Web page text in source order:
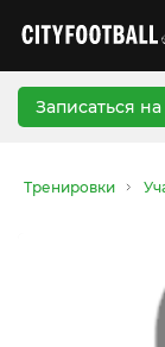
Записаться
Тренировки